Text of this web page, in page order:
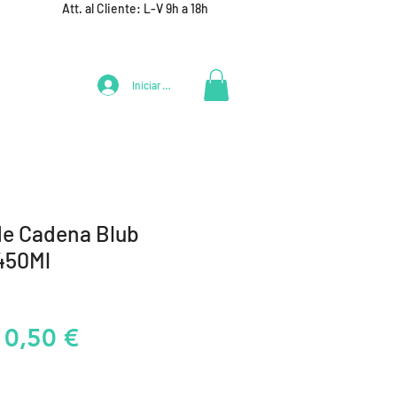
Att. al Cliente: L-V 9h a 18h
Iniciar Sesión
Cadena Blub
€Precio